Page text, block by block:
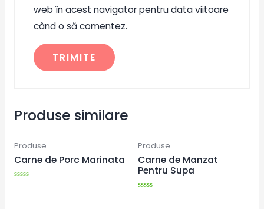
web în acest navigator pentru data viitoare
când o să comentez.
Produse similare
Produse
Carne de Porc Marinata
Produse
Carne de Manzat
Pentru Supa